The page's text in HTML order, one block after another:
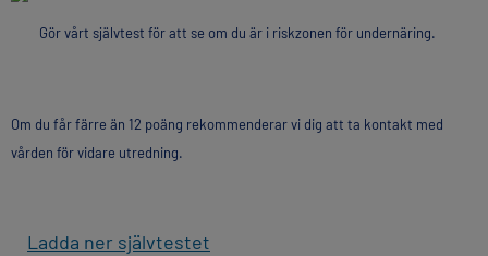
Gör vårt självtest för att se om du är i riskzonen för undernäring.
Om du får färre än 12 poäng rekommenderar vi dig att ta kontakt med
vården för vidare utredning.
Ladda ner självtestet